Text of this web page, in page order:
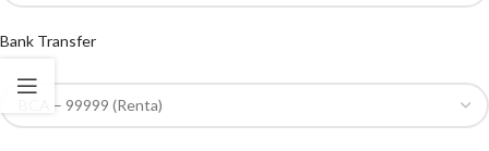
Bank Transfer